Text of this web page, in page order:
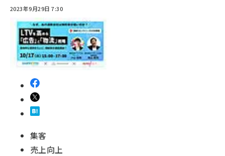
2023年9月29日 7:30
集客
売上向上